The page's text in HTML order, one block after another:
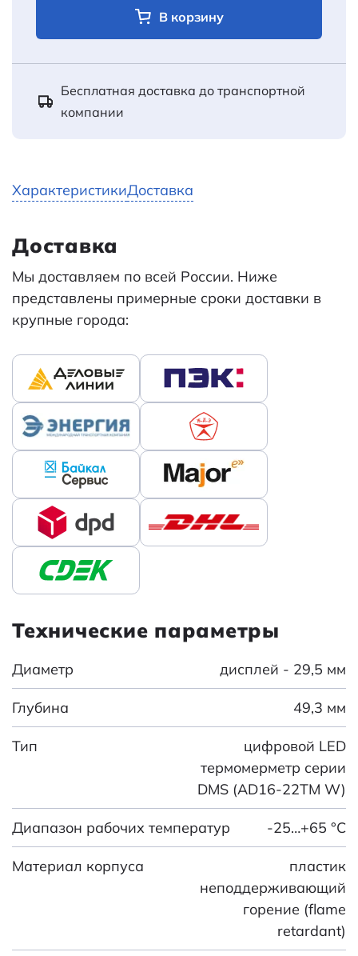
В корзину
Бесплатная доставка до транспортной
компании
ХарактеристикиДоставка
Технические параметры
Диаметр дисплей - 29,5 мм
Глубина 49,3 мм
Тип
цифровой LED
термомерметр серии
DMS (AD16-22TM W)
Диапазон рабочих температур -25…+65 °С
Материал корпуса
пластик
неподдерживающий
горение (flame
retardant)
Доставка
Мы доставляем по всей России. Ниже
представлены примерные сроки доставки в
крупные города: